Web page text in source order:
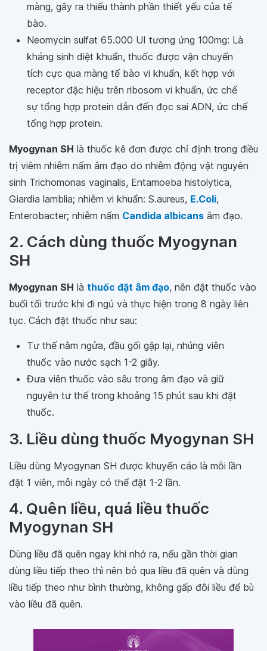
màng, gây ra thiếu thành phần thiết yếu của tế
bào.
Neomycin sulfat 65.000 UI tương ứng 100mg: Là
kháng sinh diệt khuẩn, thuốc được vận chuyển
tích cực qua màng tế bào vi khuẩn, kết hợp với
receptor đặc hiệu trên ribosom vi khuẩn, ức chế
sự tổng hợp protein dẫn đến đọc sai ADN, ức chế
tổng hợp protein.
Myogynan SH là thuốc kê đơn được chỉ định trong điều
trị viêm nhiễm nấm âm đạo do nhiễm động vật nguyên
sinh Trichomonas vaginalis, Entamoeba histolytica,
Giardia lamblia; nhiễm vi khuẩn: S.aureus, E.Coli,
Enterobacter; nhiễm nấm Candida albicans âm đạo.
2. Cách dùng thuốc Myogynan
SH
Myogynan SH là thuốc đặt âm đạo, nên đặt thuốc vào
buổi tối trước khi đi ngủ và thực hiện trong 8 ngày liên
tục. Cách đặt thuốc như sau:
Tư thế nằm ngửa, đầu gối gập lại, nhúng viên
thuốc vào nước sạch 1-2 giây.
Đưa viên thuốc vào sâu trong âm đạo và giữ
nguyên tư thế trong khoảng 15 phút sau khi đặt
thuốc.
3. Liều dùng thuốc Myogynan SH
Liều dùng Myogynan SH được khuyến cáo là mỗi lần
đặt 1 viên, mỗi ngày có thể đặt 1-2 lần.
4. Quên liều, quá liều thuốc
Myogynan SH
Dùng liều đã quên ngay khi nhớ ra, nếu gần thời gian
dùng liều tiếp theo thì nên bỏ qua liều đã quên và dùng
liều tiếp theo như bình thường, không gấp đôi liều để bù
vào liều đã quên.